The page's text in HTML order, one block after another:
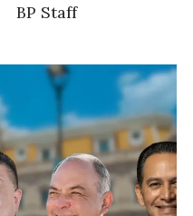
BP Staff